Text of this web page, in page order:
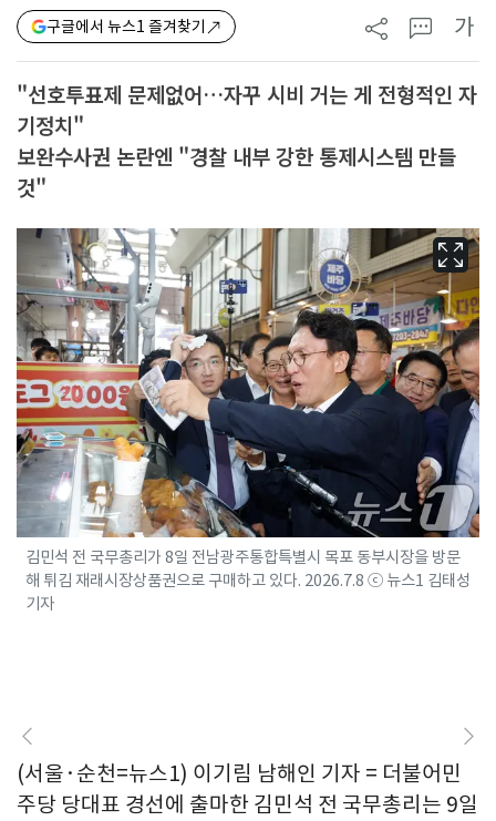
구글에서 뉴스1 즐겨찾기 가
"선호투표제 문제없어…자꾸 시비 거는 게 전형적인 자
기정치"
보완수사권 논란엔 "경찰 내부 강한 통제시스템 만들
것"
김민석 전 국무총리가 8일 전남광주통합특별시 목포 동부시장을 방문
해 튀김 재래시장상품권으로 구매하고 있다. 2026.7.8 ⓒ 뉴스1 김태성
기자
(서울·순천=뉴스1) 이기림 남해인 기자 = 더불어민
주당 당대표 경선에 출마한 김민석 전 국무총리는 9일